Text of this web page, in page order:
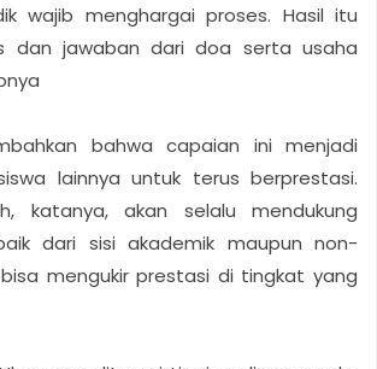
wajib menghargai proses. Hasil itu
dan jawaban dari doa serta usaha
bahwa capaian ini menjadi
lainnya untuk terus berprestasi.
katanya, akan selalu mendukung
dari sisi akademik maupun non-
mengukir prestasi di tingkat yang